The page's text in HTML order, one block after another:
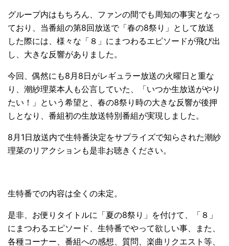
グループ内はもちろん、ファンの間でも周知の事実となっ
ており、当番組の第8回放送で「春の8祭り」として放送
した際には、様々な「８」にまつわるエピソードが飛び出
し、大きな反響がありました。
今回、偶然にも8月8日がレギュラー放送の火曜日と重な
り、潮紗理菜本人も公言していた、「いつか生放送がやり
たい！」という希望と、春の8祭り時の大きな反響が後押
しとなり、番組初の生放送特別番組が実現しました。
8月1日放送内で生特番決定をサプライズで知らされた潮紗
理菜のリアクションも是非お聴きください。
生特番での内容は全くの未定。
是非、お便りタイトルに「夏の8祭り」を付けて、「８」
にまつわるエピソード、生特番でやって欲しい事、また、
各種コーナー、番組への感想、質問、楽曲リクエスト等、